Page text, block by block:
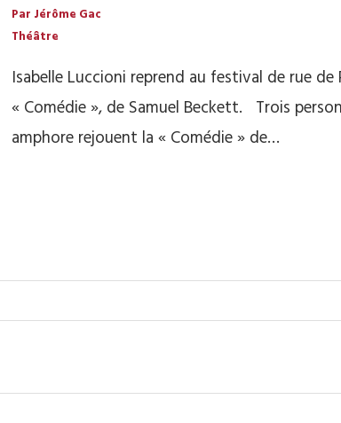
Par Jérôme Gac
Théâtre
Isabelle Luccioni reprend au festival de rue de
« Comédie », de Samuel Beckett. Trois
amphore rejouent la « Comédie » de…